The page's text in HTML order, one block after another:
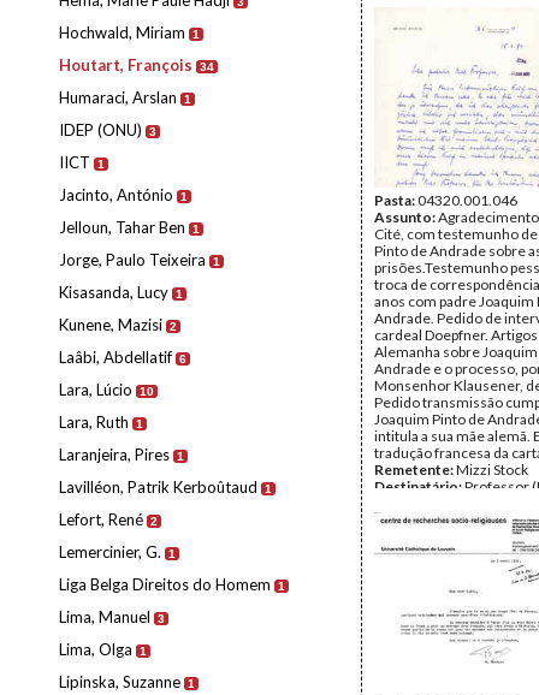
Hochwald, Miriam 1
Houtart, François 34
Humaraci, Arslan 1
IDEP (ONU) 3
IICT 1
Jacinto, António 1
Jelloun, Tahar Ben 1
Jorge, Paulo Teixeira 1
Kisasanda, Lucy 1
Kunene, Mazisi 2
Laâbi, Abdellatif 6
Lara, Lúcio 10
Lara, Ruth 1
Laranjeira, Pires 1
Lavilléon, Patrik Kerboûtaud 1
Lefort, René 2
Lemercinier, G. 1
Liga Belga Direitos do Homem 1
Lima, Manuel 3
Lima, Olga 1
Lipinska, Suzanne 1
Pasta:04320.001.046
Assunto:
Cité, com testemunho
Pinto de Andrade sobre
prisões.Testemunho
troca de
anos com padre Joaquim
Andrade. Pedido de
cardeal Doepfner.
Alemanha sobre
Andrade e o processo,
Monsenhor Klausener,
Pedido transmissão
Joaquim Pinto de
intitula a sua mãe alemã.
tradução francesa da
Remetente:Mizzi Stock
Destinatário:Professor
Fundo:Arquivo Mário
Tipo Documental: